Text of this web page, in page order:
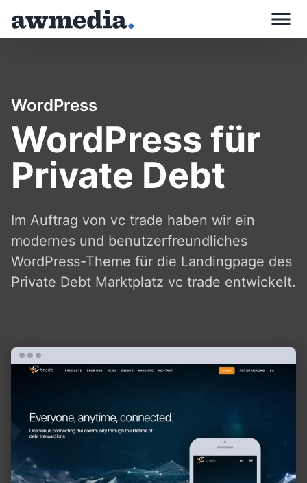
content
WordPress
WordPress für
Private Debt
Im Auftrag von vc trade haben wir ein
modernes und benutzer­freundliches
WordPress-Theme für die Landingpage des
Private Debt Marktplatz vc trade entwickelt.